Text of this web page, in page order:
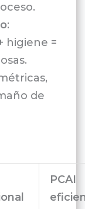
:
higiene =
de
PCAI